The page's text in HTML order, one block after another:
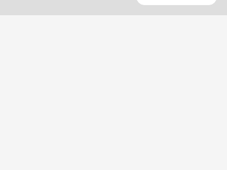
POWERED BY